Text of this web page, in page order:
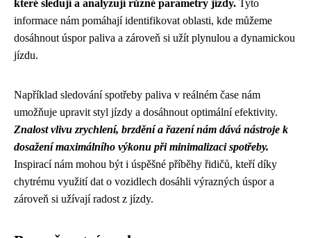
které sledují a analyzují různé parametry jízdy. Tyto
informace nám pomáhají identifikovat oblasti, kde můžeme
dosáhnout úspor paliva a zároveň si užít plynulou a dynamickou
jízdu.
Například sledování spotřeby paliva v reálném čase nám
umožňuje upravit styl jízdy a dosáhnout optimální efektivity.
Znalost vlivu zrychlení, brzdění a řazení nám dává nástroje k
dosažení maximálního výkonu při minimalizaci spotřeby.
Inspirací nám mohou být i úspěšné příběhy řidičů, kteří díky
chytrému využití dat o vozidlech dosáhli výrazných úspor a
zároveň si užívají radost z jízdy.